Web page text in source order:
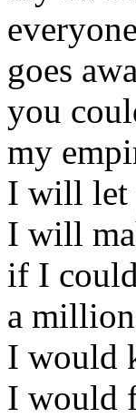
goes
you
my
I will let
I will
if I
a
I would
I would